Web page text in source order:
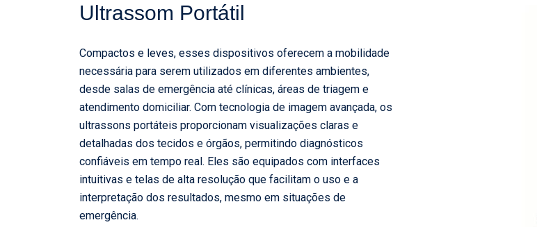
Ultrassom Portátil
Compactos e leves, esses dispositivos oferecem a mobilidade
necessária para serem utilizados em diferentes ambientes,
desde salas de emergência até clínicas, áreas de triagem e
atendimento domiciliar. Com tecnologia de imagem avançada, os
ultrassons portáteis proporcionam visualizações claras e
detalhadas dos tecidos e órgãos, permitindo diagnósticos
confiáveis em tempo real. Eles são equipados com interfaces
intuitivas e telas de alta resolução que facilitam o uso e a
interpretação dos resultados, mesmo em situações de
emergência.